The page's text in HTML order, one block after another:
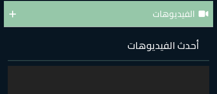
الفيديوهات
أحدث الفيديوهات